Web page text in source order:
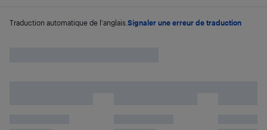
Traduction automatique de l'anglais. Signaler une erreur de traduction